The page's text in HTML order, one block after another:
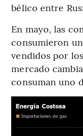
bélico entre
En mayo, las
consumieron
vendidos por
mercado
consuman uno